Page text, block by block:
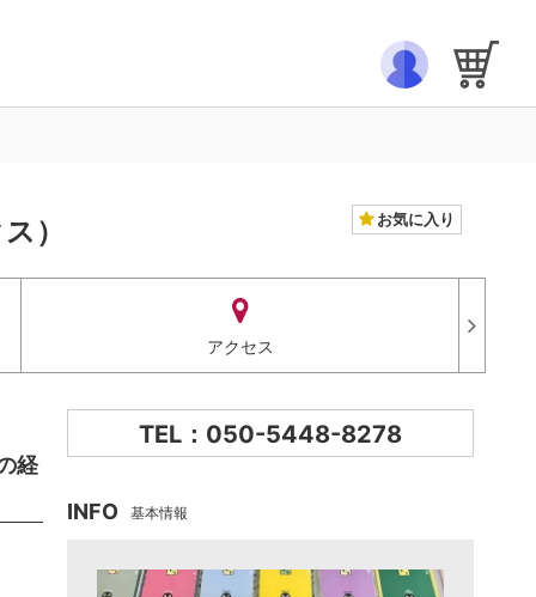
） お気に入り
アクセス
経
TEL：050-5448-8278
INFO 基本情報